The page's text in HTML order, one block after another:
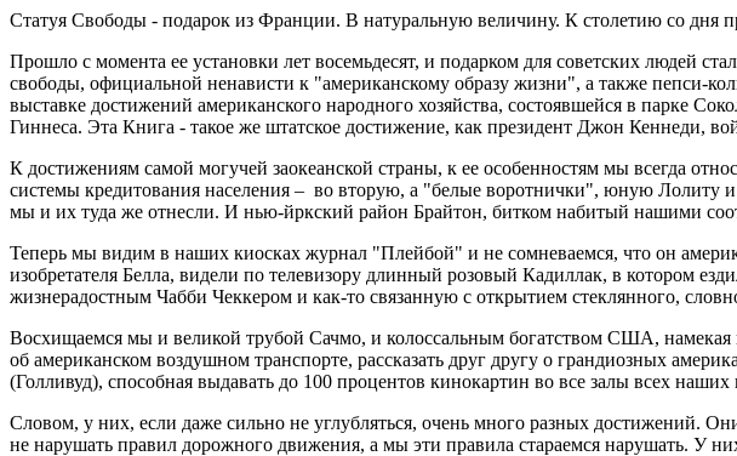
Статуя Свободы - подарок из Франции. В натуральную величину. К столетию со дня
Прошло с момента ее установки лет восемьдесят, и подарком для советских людей
свободы, официальной ненависти к "американскому образу жизни", а также пепси-
выставке достижений американского народного хозяйства, состоявшейся в парке
Гиннеса. Эта Книга - такое же штатское достижение, как президент Джон Кеннеди,
К достижениям самой могучей заокеанской страны, к ее особенностям мы всегда
системы кредитования населения – во вторую, а "белые воротнички", юную Лолиту
мы и их туда же отнесли. И нью-йркский район Брайтон, битком набитый нашими
Теперь мы видим в наших киосках журнал "Плейбой" и не сомневаемся, что он
изобретателя Белла, видели по телевизору длинный розовый Кадиллак, в котором
жизнерадостным Чабби Чеккером и как-то связанную с открытием стеклянного,
Восхищаемся мы и великой трубой Сачмо, и колоссальным богатством США,
об американском воздушном транспорте, рассказать друг другу о грандиозных
(Голливуд), способная выдавать до 100 процентов кинокартин во все залы всех наших
Словом, у них, если даже сильно не углубляться, очень много разных достижений.
не нарушать правил дорожного движения, а мы эти правила стараемся нарушать. У